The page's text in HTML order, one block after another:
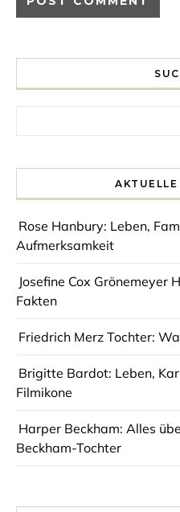
Rose Hanbury: Leben,
Aufmerksamkeit
Josefine Cox Grönemeyer
Fakten
Friedrich Merz Tochter:
Brigitte Bardot: Leben,
Filmikone
Harper Beckham: Alles
Beckham-Tochter